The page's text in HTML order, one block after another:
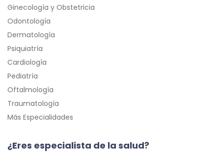
Ginecología y Obstetricia
Odontología
Dermatología
Psiquiatría
Cardiología
Pediatría
Oftalmología
Traumatología
Más Especialidades
¿Eres especialista de la salud?